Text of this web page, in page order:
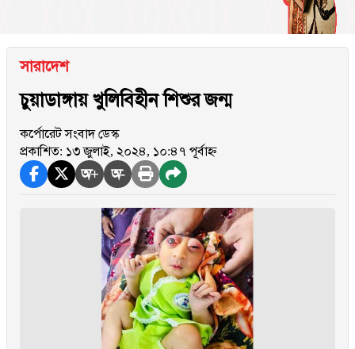
সারাদেশ
চুয়াডাঙ্গায় খুলিবিহীন শিশুর জন্ম
কর্পোরেট সংবাদ ডেস্ক
প্রকাশিত: ১৩ জুলাই, ২০২৪, ১০:৪৭ পূর্বাহ্ন
অ+ অ-